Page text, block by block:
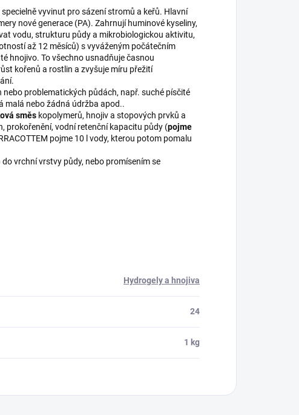
specielně vyvinut pro sázení stromů a keřů. Hlavní
nové generace (PA). Zahrnují huminové kyseliny,
vodu, strukturu půdy a mikrobiologickou aktivitu,
až 12 měsíců) s vyváženým počátečním
hnojivo. To všechno usnadňuje časnou
kořenů a rostlin a zvyšuje míru přežití
problematických půdách, např. suché písčité
malá nebo žádná údržba apod..
směs kopolymerů, hnojiv a stopových prvků a
prokořenění, vodní retenční kapacitu půdy (pojme
pojme 10 l vody, kterou potom pomalu
vrchní vrstvy půdy, nebo promísením se
Hydrogely a hnojiva
24
1 kg